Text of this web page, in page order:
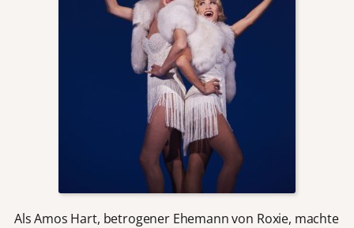
Als Amos Hart, betrogener Ehemann von Roxie, machte